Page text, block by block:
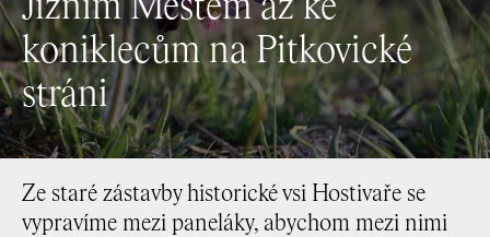
Jižním Městem až ke
koniklecům na Pitkovické
stráni
Ze staré zástavby historické vsi Hostivaře se
vypravíme mezi paneláky, abychom mezi nimi